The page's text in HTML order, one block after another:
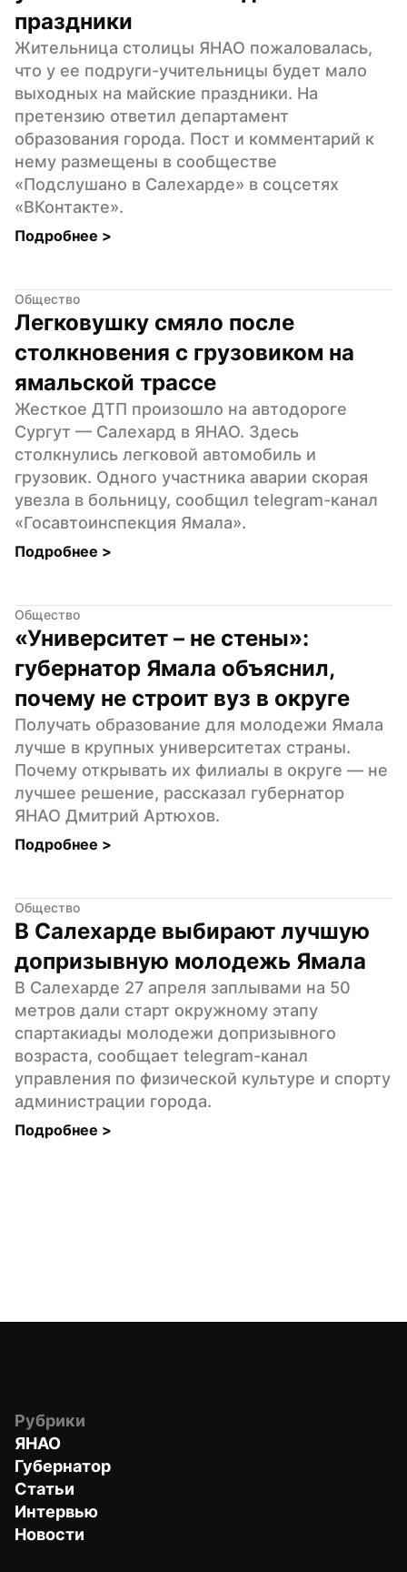
праздники
Жительница столицы ЯНАО пожаловалась,
что у ее подруги-учительницы будет мало
выходных на майские праздники. На
претензию ответил департамент
образования города. Пост и комментарий к
нему размещены в сообществе
«Подслушано в Салехарде» в соцсетях
«ВКонтакте».
Подробнее >
Общество
Легковушку смяло после
столкновения с грузовиком на
ямальской трассе
Жесткое ДТП произошло на автодороге
Сургут — Салехард в ЯНАО. Здесь
столкнулись легковой автомобиль и
грузовик. Одного участника аварии скорая
увезла в больницу, сообщил telegram-канал
«Госавтоинспекция Ямала».
Подробнее >
Общество
«Университет – не стены»:
губернатор Ямала объяснил,
почему не строит вуз в округе
Получать образование для молодежи Ямала
лучше в крупных университетах страны.
Почему открывать их филиалы в округе — не
лучшее решение, рассказал губернатор
ЯНАО Дмитрий Артюхов.
Подробнее >
Общество
В Салехарде выбирают лучшую
допризывную молодежь Ямала
В Салехарде 27 апреля заплывами на 50
метров дали старт окружному этапу
спартакиады молодежи допризывного
возраста, сообщает telegram-канал
управления по физической культуре и спорту
администрации города.
Подробнее >
Рубрики
ЯНАО
Губернатор
Статьи
Интервью
Новости